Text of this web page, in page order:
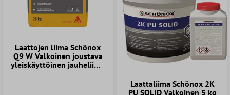
Laattojen liima Schönox
Q9 W Valkoinen joustava
yleiskäyttöinen jauheliima
Laattaliima Schönox 2K
PU SOLID Valkoinen 5 kg